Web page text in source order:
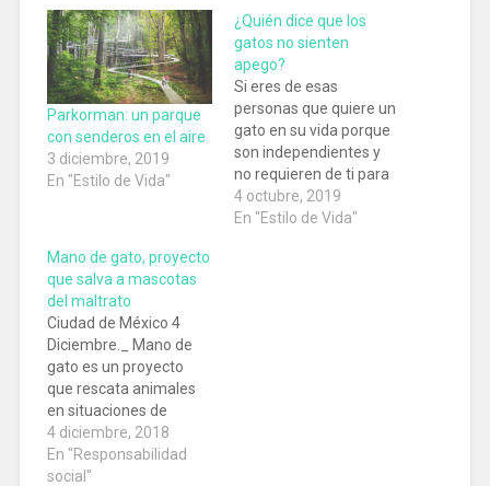
Parkorman: un parque
con senderos en el aire
3 diciembre, 2019
En "Estilo de Vida"
¿Quién dice que los
gatos no sienten
apego?
Si eres de esas
personas que quiere un
gato en su vida porque
son independientes y
no requieren de ti para
sentirse bien, te
equivocas en esto, pues
4 octubre, 2019
En "Estilo de Vida"
Mano de gato, proyecto
que salva a mascotas
del maltrato
Ciudad de México 4
Diciembre._ Mano de
gato es un proyecto
que rescata animales
en situaciones de
violencia, de crueldad y
de calle. Existe hace
seis años gracias a
4 diciembre, 2018
En "Responsabilidad
social"